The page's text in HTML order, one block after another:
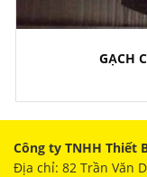
GẠCH
Công ty TNHH Thiết
Địa chỉ: 82 Trần Văn